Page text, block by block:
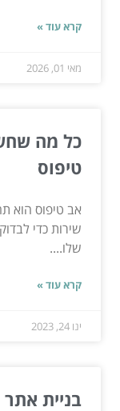
קרא עוד »
מאי 01, 2026
כל מה
טיפוס
אב טיפוס הוא
שירות כדי
שלו....
קרא עוד »
ינו 24, 2023
בניית